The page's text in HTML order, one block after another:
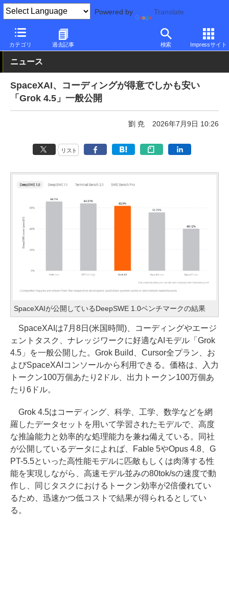
Powered by Translate
カテゴリ 過去記事 検索 Impressサイト
PC Watch 市場 AI
ニュース
SpaceXAI、コーディングが得意でしかも安い
「Grok 4.5」一般公開
劉 尭 2026年7月9日 10:26
リスト
SpaceXAIが公開しているDeepSWE 1.0ベンチマークの結果
SpaceXAIは7月8日(米国時間)、コーディングやエージ
ェントタスク、ナレッジワークに好適なAIモデル「Grok
4.5」を一般公開した。Grok Build、Cursor全プラン、お
よびSpaceXAIコンソールから利用できる。価格は、入力
トークン100万個あたり2ドル、出力トークン100万個あ
たり6ドル。
Grok 4.5はコーディング、科学、工学、数学などを網
羅したデータセットを用いて学習されたモデルで、高度
な推論能力と効率的な処理能力を兼ね備えている。同社
が公開しているデータによれば、Fable 5やOpus 4.8、G
PT-5.5といった高性能モデルに匹敵もしくは肉薄する性
能を実現しながら、高速モデル並みの80tok/sの速度で動
作し、同じタスクにおけるトークン効率が2倍優れてい
るため、迅速かつ低コストで結果が得られるとしてい
る。